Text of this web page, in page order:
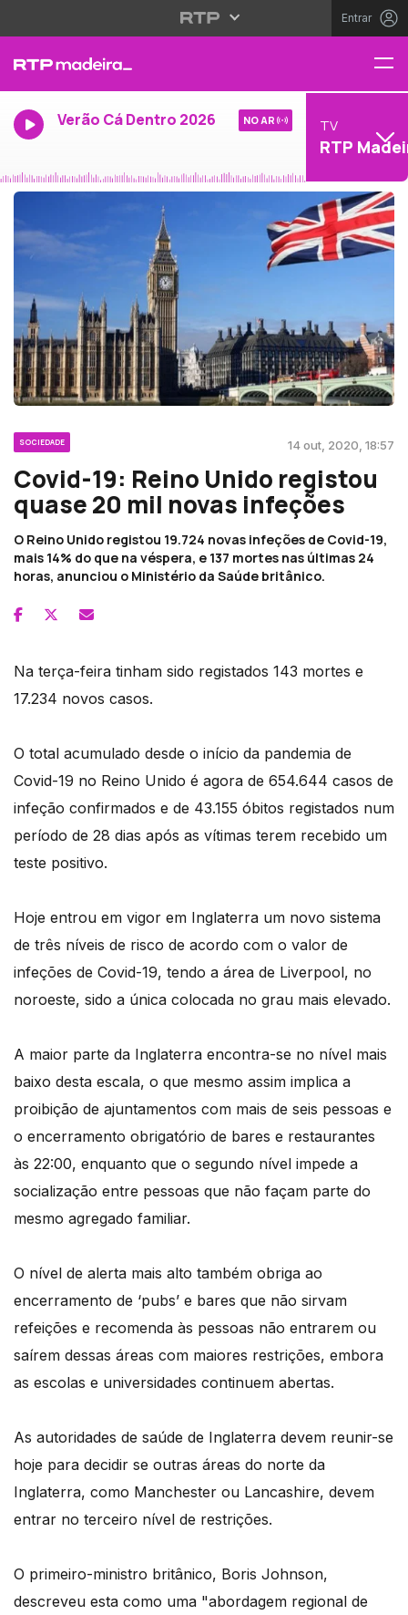
Entrar
Verão Cá Dentro 2026 NO AR TV
RTP
SOCIEDADE 14 out, 2020, 18:57
Covid-19: Reino Unido registou
quase 20 mil novas infeções
O Reino Unido registou 19.724 novas infeções de Covid-19,
mais 14% do que na véspera, e 137 mortes nas últimas 24
horas, anunciou o Ministério da Saúde britânico.
Na terça-feira tinham sido registados 143 mortes e
17.234 novos casos.
O total acumulado desde o início da pandemia de
Covid-19 no Reino Unido é agora de 654.644 casos de
infeção confirmados e de 43.155 óbitos registados num
período de 28 dias após as vítimas terem recebido um
teste positivo.
Hoje entrou em vigor em Inglaterra um novo sistema
de três níveis de risco de acordo com o valor de
infeções de Covid-19, tendo a área de Liverpool, no
noroeste, sido a única colocada no grau mais elevado.
A maior parte da Inglaterra encontra-se no nível mais
baixo desta escala, o que mesmo assim implica a
proibição de ajuntamentos com mais de seis pessoas e
o encerramento obrigatório de bares e restaurantes
às 22:00, enquanto que o segundo nível impede a
socialização entre pessoas que não façam parte do
mesmo agregado familiar.
O nível de alerta mais alto também obriga ao
encerramento de ‘pubs’ e bares que não sirvam
refeições e recomenda às pessoas não entrarem ou
saírem dessas áreas com maiores restrições, embora
as escolas e universidades continuem abertas.
As autoridades de saúde de Inglaterra devem reunir-se
hoje para decidir se outras áreas do norte da
Inglaterra, como Manchester ou Lancashire, devem
entrar no terceiro nível de restrições.
O primeiro-ministro britânico, Boris Johnson,
descreveu esta como uma "abordagem regional de